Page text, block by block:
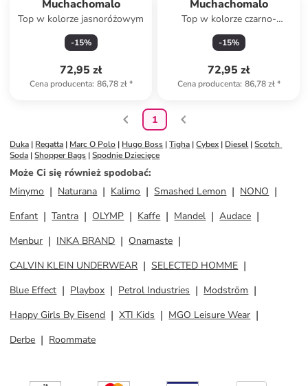
Muchachomalo
Top w kolorze jasnoróżowym
-15%
72,95 zł
Cena producenta: 86,78 zł*
Muchachomalo
Top w kolorze czarno-
turkusowym
-15%
72,95 zł
Cena producenta: 86,78 zł*
1
Duka | Regatta | Marc O Polo | Hugo Boss | Tigha | Cybex | Diesel | Scotch
Soda | Shopper Bags | Spodnie Dziecięce
Może Ci się również spodobać:
Minymo
Naturana Kalimo Smashed Lemon
NONO
Enfant
Tantra OLYMP Kaffe Mandel
Audace
Menbur
INKA BRAND
Onamaste
CALVIN KLEIN UNDERWEAR
SELECTED HOMME
Blue Effect
Playbox Petrol Industries
Modström
Happy Girls By Eisend
XTI Kids
MGO Leisure Wear
Derbe
Roommate